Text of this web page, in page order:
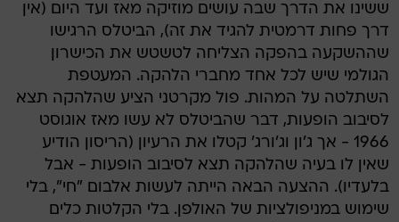
ששינו את הדרך שבה עושים מוזיקה מאז ועד היום (אין
דרך פחות דרמטית להגיד את זה), הביטלס הרגישו
שההשקעה בהפקה הצליחה לטשטש את הכישרון
הגולמי שיש לכל אחד מחברי הלהקה. המעטפת
השתלטה על המהות. פול מקרטני הציע שהלהקה תצא
לסיבוב הופעות, דבר שהביטלס לא עשו מאז אוגוסט
1966 - אך ג'ון וג'ורג' קטלו את הרעיון (הריסון הודיע
שאין לו בעיה שהלהקה תצא לסיבוב הופעות - אבל
בלעדיו). ההצעה הבאה הייתה לעשות אלבום "חי", בלי
שימוש במניפולציות של האולפן. בלי הקלטות כלים